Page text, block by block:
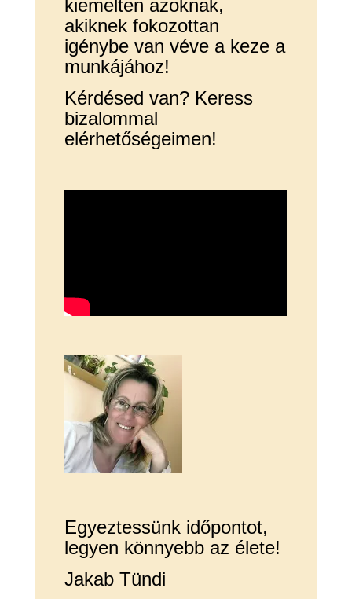
kiemelten azoknak,
akiknek fokozottan
igénybe van véve a keze a
munkájához!
Kérdésed van? Keress
bizalommal
elérhetőségeimen!
Egyeztessünk időpontot,
legyen könnyebb az élete!
Jakab Tündi